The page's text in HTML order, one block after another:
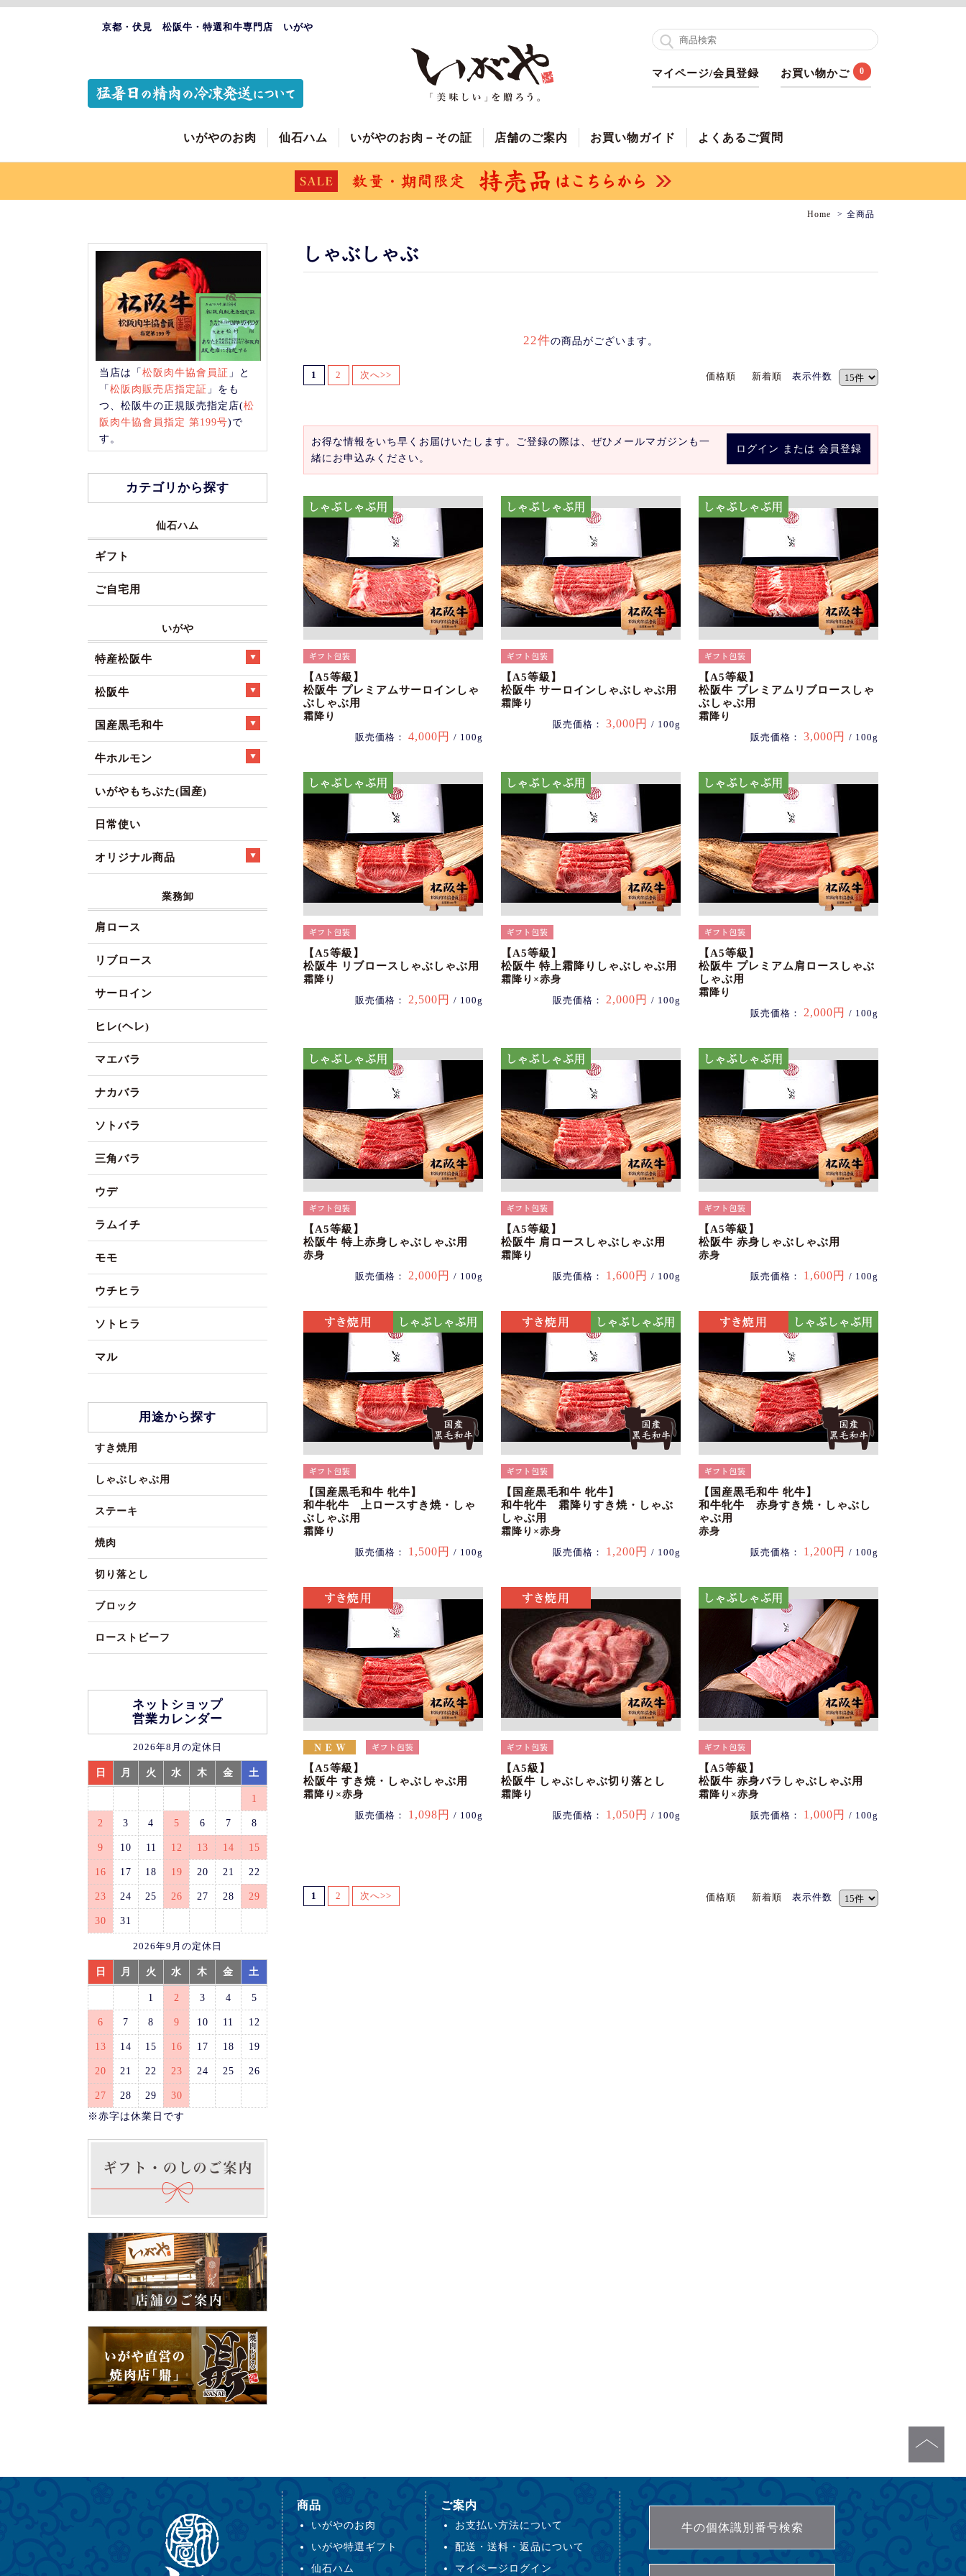
京都・伏見 松阪牛・特選和牛専門店 いがや
マイページ/会員登録 お買い物かご 0
いがやのお肉 仙石ハム いがやのお肉－その証 店舗のご案内 お買い物ガイド よくあるご質問
Home 全商品
しゃぶしゃぶ
22件の商品がございます。
価格順 新着順 表示件数
1 2 次へ>>
ログイン または 会員登録
お得な情報をいち早くお届けいたします。ご登録の際は、ぜひメールマガジンも一
緒にお申込みください。
【A5等級】
松阪牛 プレミアムサーロインしゃ
ぶしゃぶ用
霜降り
販売価格： 4,000円 / 100g
【A5等級】
松阪牛 サーロインしゃぶしゃぶ用
霜降り
販売価格： 3,000円 / 100g
【A5等級】
松阪牛 プレミアムリブロースしゃ
ぶしゃぶ用
霜降り
販売価格： 3,000円 / 100g
【A5等級】
松阪牛 リブロースしゃぶしゃぶ用
霜降り
販売価格： 2,500円 / 100g
【A5等級】
松阪牛 特上霜降りしゃぶしゃぶ用
霜降り×赤身
販売価格： 2,000円 / 100g
【A5等級】
松阪牛 プレミアム肩ロースしゃぶ
しゃぶ用
霜降り
販売価格： 2,000円 / 100g
【A5等級】
松阪牛 特上赤身しゃぶしゃぶ用
赤身
販売価格： 2,000円 / 100g
【A5等級】
松阪牛 肩ロースしゃぶしゃぶ用
霜降り
販売価格： 1,600円 / 100g
【A5等級】
松阪牛 赤身しゃぶしゃぶ用
赤身
販売価格： 1,600円 / 100g
【国産黒毛和牛 牝牛】
和牛牝牛 上ロースすき焼・しゃ
ぶしゃぶ用
霜降り
販売価格： 1,500円 / 100g
【国産黒毛和牛 牝牛】
和牛牝牛 霜降りすき焼・しゃぶ
しゃぶ用
霜降り×赤身
販売価格： 1,200円 / 100g
【国産黒毛和牛 牝牛】
和牛牝牛 赤身すき焼・しゃぶし
ゃぶ用
赤身
販売価格： 1,200円 / 100g
【A5等級】
松阪牛 すき焼・しゃぶしゃぶ用
霜降り×赤身
販売価格： 1,098円 / 100g
【A5級】
松阪牛 しゃぶしゃぶ切り落とし
霜降り
販売価格： 1,050円 / 100g
【A5等級】
松阪牛 赤身バラしゃぶしゃぶ用
霜降り×赤身
販売価格： 1,000円 / 100g
価格順 新着順 表示件数
1 2 次へ>>
当店は「松阪肉牛協會員証 」と
「松阪肉販売店指定証 」をも
つ、松阪牛の正規販売指定店(松
阪肉牛協會員指定 第199号)で
す。
カテゴリから探す
仙石ハム
ギフト
ご自宅用
いがや
特産松阪牛
松阪牛
国産黒毛和牛
牛ホルモン
いがやもちぶた(国産)
日常使い
オリジナル商品
業務卸
肩ロース
リブロース
サーロイン
ヒレ(ヘレ)
マエバラ
ナカバラ
ソトバラ
三角バラ
ウデ
ラムイチ
モモ
ウチヒラ
ソトヒラ
マル
用途から探す
すき焼用
しゃぶしゃぶ用
ステーキ
焼肉
切り落とし
ブロック
ローストビーフ
ネットショップ
営業カレンダー
2026年8月の定休日
日 月 火 水 木 金 土
1
2 3 4 5 6 7 8
9 10 11 12 13 14 15
16 17 18 19 20 21 22
23 24 25 26 27 28 29
30 31
2026年9月の定休日
日 月 火 水 木 金 土
1 2 3 4 5
6 7 8 9 10 11 12
13 14 15 16 17 18 19
20 21 22 23 24 25 26
27 28 29
30
※赤字は休業日です
商品
いがやのお肉
いがや特選ギフト
仙石ハム
ご案内
お支払い方法について
配送・送料・返品について
マイページログイン
牛の個体識別番号検索